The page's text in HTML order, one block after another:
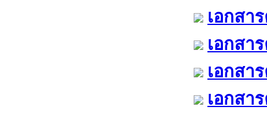
เอกสา
เอกสา
เอกสา
เอกสา